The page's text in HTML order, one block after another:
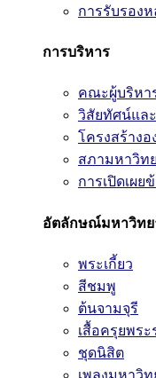
การรับรอง
การบริหาร
คณะผู้บริหา
วิสัยทัศน์แล
โครงสร้างอ
สภามหาวิท
การเปิดเผ
อัตลักษณ์มหาวิทย
พระเกี้ยว
สีชมพู
ต้นจามจุรี
เสื้อครุยพร
ชุดนิสิต
เพลงมหาวิท